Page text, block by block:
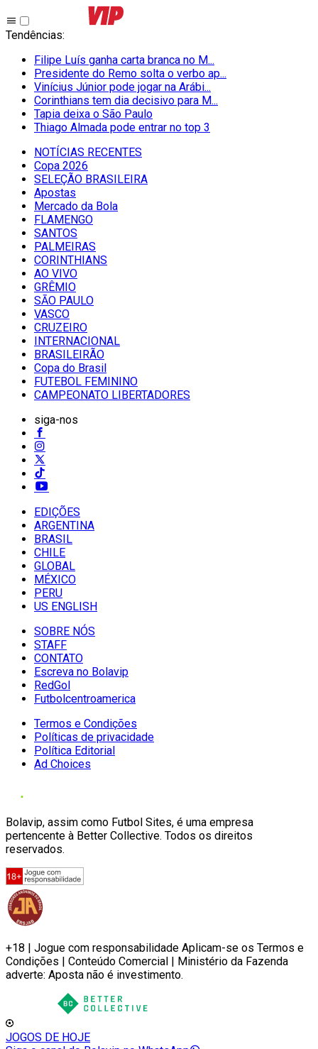
Tendências:
Filipe Luís ganha carta branca no M...
Presidente do Remo solta o verbo ap...
Vinícius Júnior pode jogar na Arábi...
Corinthians tem dia decisivo para M...
Tapia deixa o São Paulo
Thiago Almada pode entrar no top 3
NOTÍCIAS RECENTES
Copa 2026
SELEÇÃO BRASILEIRA
Apostas
Mercado da Bola
FLAMENGO
SANTOS
PALMEIRAS
CORINTHIANS
AO VIVO
GRÊMIO
SĀO PAULO
VASCO
CRUZEIRO
INTERNACIONAL
BRASILEIRÃO
Copa do Brasil
FUTEBOL FEMININO
CAMPEONATO LIBERTADORES
siga-nos
EDIÇÕES
ARGENTINA
BRASIL
CHILE
GLOBAL
MÉXICO
PERU
US ENGLISH
SOBRE NÓS
STAFF
CONTATO
Escreva no Bolavip
RedGol
Futbolcentroamerica
Termos e Condições
Políticas de privacidade
Política Editorial
Ad Choices
Bolavip, assim como Futbol Sites, é uma empresa
pertencente à Better Collective. Todos os direitos
reservados.
+18 | Jogue com responsabilidade Aplicam-se os Termos e
Condições | Conteúdo Comercial | Ministério da Fazenda
adverte: Aposta não é investimento.
JOGOS DE HOJE